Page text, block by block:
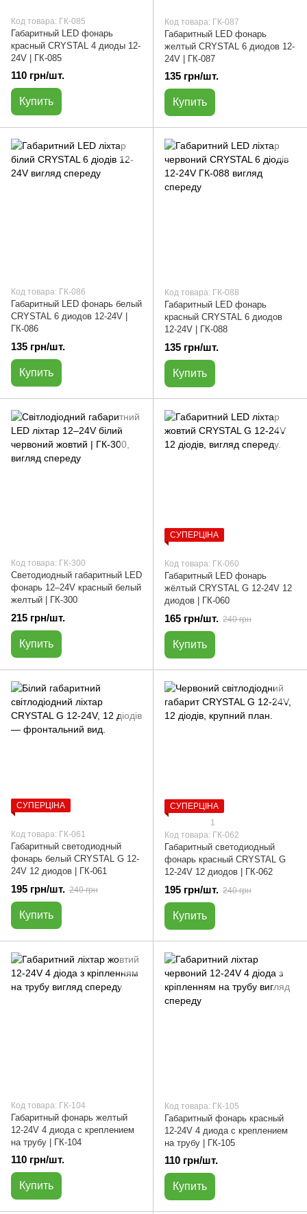
Код товара: ГК-085
Габаритный LED фонарь
красный CRYSTAL 4 диоды 12-
24V | ГК-085
110 грн/шт.
Купить
Код товара: ГК-087
Габаритный LED фонарь
желтый CRYSTAL 6 диодов 12-
24V | ГК-087
135 грн/шт.
Купить
Код товара: ГК-086
Габаритный LED фонарь белый
CRYSTAL 6 диодов 12-24V |
ГК-086
135 грн/шт.
Купить
Код товара: ГК-088
Габаритный LED фонарь
красный CRYSTAL 6 диодов
12-24V | ГК-088
135 грн/шт.
Купить
Код товара: ГК-300
Светодиодный габаритный LED
фонарь 12–24V красный белый
желтый | ГК-300
215 грн/шт.
Купить
СУПЕРЦІНА
Код товара: ГК-060
Габаритный LED фонарь
жёлтый CRYSTAL G 12-24V 12
диодов | ГК-060
165 грн/шт. 240 грн
Купить
СУПЕРЦІНА
Код товара: ГК-061
Габаритный светодиодный
фонарь белый CRYSTAL G 12-
24V 12 диодов | ГК-061
195 грн/шт. 240 грн
Купить
СУПЕРЦІНА
1
Код товара: ГК-062
Габаритный светодиодный
фонарь красный CRYSTAL G
12-24V 12 диодов | ГК-062
195 грн/шт. 240 грн
Купить
Код товара: ГК-104
Габаритный фонарь желтый
12-24V 4 диода с креплением
на трубу | ГК-104
110 грн/шт.
Купить
Код товара: ГК-105
Габаритный фонарь красный
12-24V 4 диода с креплением
на трубу | ГК-105
110 грн/шт.
Купить